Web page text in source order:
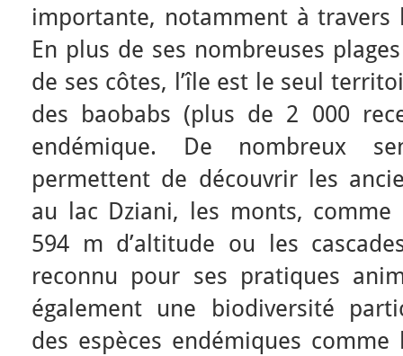
importante, notamment à
En plus de ses nombreuses
de ses côtes, l’île est le seul
des baobabs (plus de 2 000
endémique. De nombreux
permettent de découvrir les
au lac Dziani, les monts, comme
594 m d’altitude ou les
reconnu pour ses pratiques
également une biodiversité
des espèces endémiques